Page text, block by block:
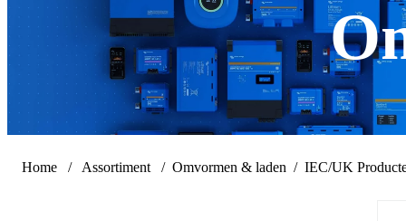
Home Assortiment Omvormen & laden IEC/UK